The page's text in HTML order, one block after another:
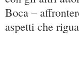
Boca –
aspetti che